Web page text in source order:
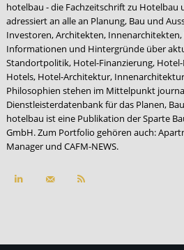
hotelbau - die Fachzeitschrift zu
adressiert an alle an Planung, Bau und
Investoren, Architekten,
Informationen und Hintergründe über
Standortpolitik, Hotel-Finanzierung,
Hotels, Hotel-Architektur,
Philosophien stehen im Mittelpunkt
Dienstleisterdatenbank für das Planen,
hotelbau ist eine Publikation der Sparte
GmbH. Zum Portfolio gehören auch:
Manager und CAFM-NEWS.